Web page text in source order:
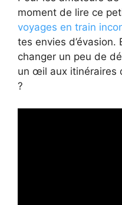
moment de lire ce
voyages en train
tes envies d’évasion.
changer un peu de
un œil aux itinéraires
?